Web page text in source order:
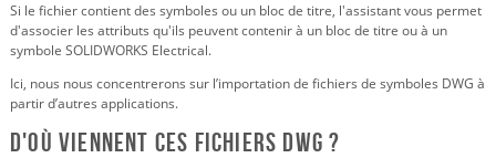
Si le fichier contient des symboles ou un bloc de titre, l'assistant vous permet
d'associer les attributs qu'ils peuvent contenir à un bloc de titre ou à un
symbole SOLIDWORKS Electrical.
Ici, nous nous concentrerons sur l’importation de fichiers de symboles DWG à
partir d’autres applications.
D'où viennent ces fichiers DWG ?